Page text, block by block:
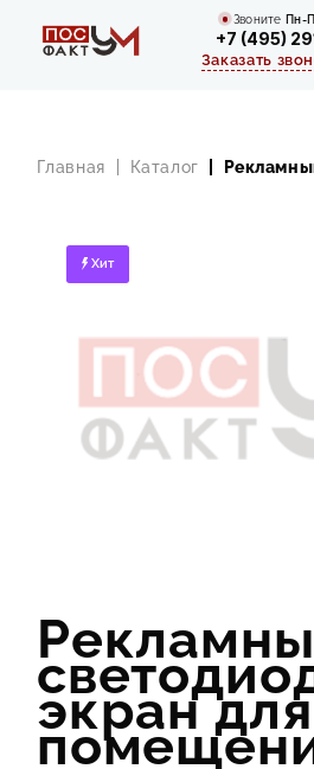
Звоните Пн-
+7 (495)
Заказать
О КОМПАНИИ
Главная Каталог
Хит
экран для